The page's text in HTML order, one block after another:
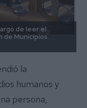
de leer el
de Municipios.
la
humanos y
persona,